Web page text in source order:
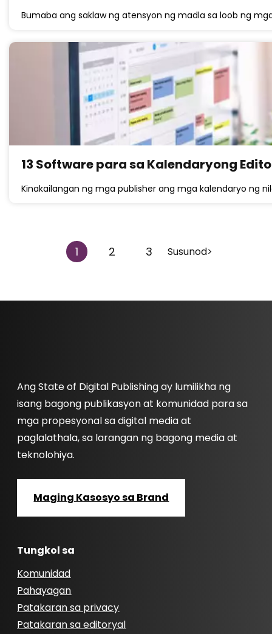
Bumaba ang saklaw ng atensyon ng madla sa loob ng
13 Software para sa Kalendaryong
Kinakailangan ng mga publisher ang mga kalendaryo ng
1 2 3 Susunod>
Ang State of Digital Publishing ay lumilikha ng
isang bagong publikasyon at komunidad para sa
mga propesyonal sa digital media at
paglalathala, sa larangan ng bagong media at
teknolohiya.
Maging Kasosyo sa Brand
Tungkol sa
Komunidad
Pahayagan
Patakaran sa privacy
Patakaran sa editoryal